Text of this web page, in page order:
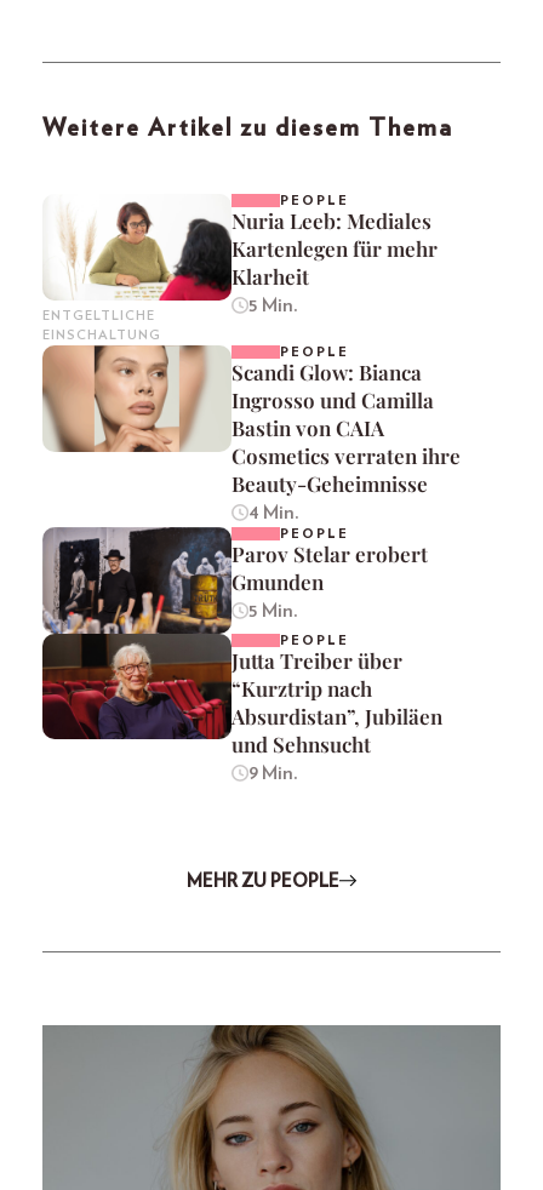
Weitere Artikel zu diesem Thema
ENTGELTLICHE
EINSCHALTUNG
PEOPLE
Nuria Leeb: Mediales
Kartenlegen für mehr
Klarheit
5 Min.
PEOPLE
Scandi Glow: Bianca
Ingrosso und Camilla
Bastin von CAIA
Cosmetics verraten ihre
Beauty-Geheimnisse
4 Min.
PEOPLE
Parov Stelar erobert
Gmunden
5 Min.
PEOPLE
Jutta Treiber über
“Kurztrip nach
Absurdistan”, Jubiläen
und Sehnsucht
9 Min.
MEHR ZU PEOPLE